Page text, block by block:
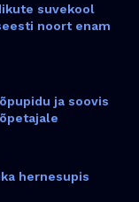
suvekool
noort enam
ja soovis
hernesupis